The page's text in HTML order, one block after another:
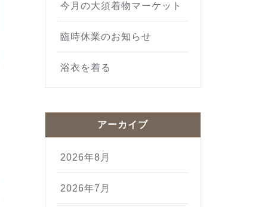
今月の大須着物マーケット
臨時休業のお知らせ
浴衣を着る
アーカイブ
2026年8月
2026年7月